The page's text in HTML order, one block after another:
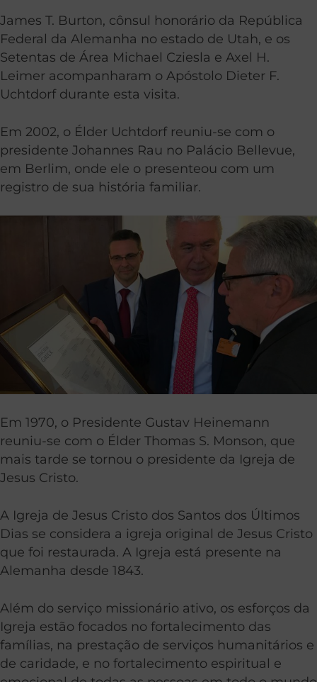
James T. Burton, cônsul honorário da República
Federal da Alemanha no estado de Utah, e os
Setentas de Área Michael Cziesla e Axel H.
Leimer acompanharam o Apóstolo Dieter F.
Uchtdorf durante esta visita.
Em 2002, o Élder Uchtdorf reuniu-se com o
presidente Johannes Rau no Palácio Bellevue,
em Berlim, onde ele o presenteou com um
registro de sua história familiar.
Em 1970, o Presidente Gustav Heinemann
reuniu-se com o Élder Thomas S. Monson, que
mais tarde se tornou o presidente da Igreja de
Jesus Cristo.
A Igreja de Jesus Cristo dos Santos dos Últimos
Dias se considera a igreja original de Jesus Cristo
que foi restaurada. A Igreja está presente na
Alemanha desde 1843.
Além do serviço missionário ativo, os esforços da
Igreja estão focados no fortalecimento das
famílias, na prestação de serviços humanitários e
de caridade, e no fortalecimento espiritual e